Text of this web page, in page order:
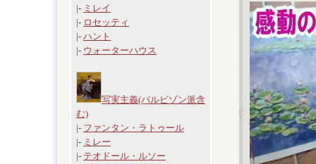
|- ミレイ
|- ロセッティ
|- ハント
|- ウォーターハウス
写実主義(バルビゾン派含
む)
|- ファンタン・ラトゥール
|- ミレー
|- テオドール・ルソー